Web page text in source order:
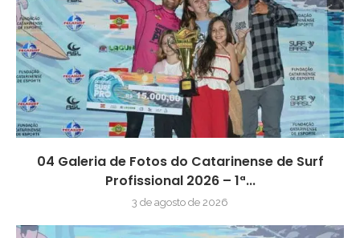
04 Galeria de Fotos do Catarinense de Surf
Profissional 2026 – 1ª...
3 de agosto de 2026